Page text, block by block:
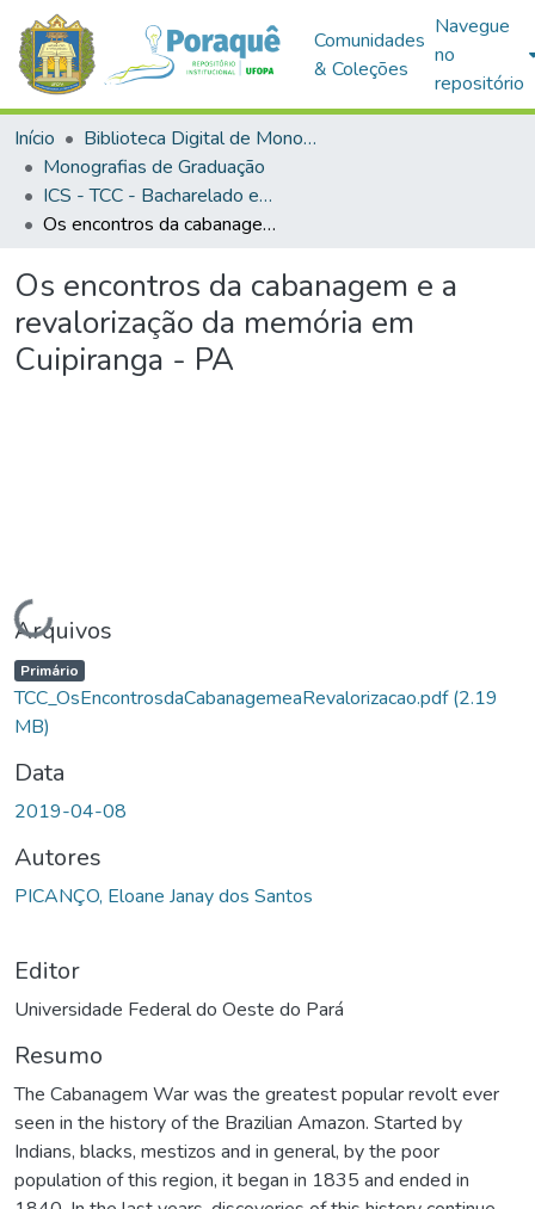
Comunidades
& Coleções
Navegue
no
repositório
Início
Biblioteca Digital de Monografias (BDM)
Monografias de Graduação
ICS - TCC - Bacharelado em Antropologia
Os encontros da cabanagem e a revalorização da memória em Cuipiranga - PA
Os encontros da cabanagem e a
revalorização da memória em
Cuipiranga - PA
Carregando...
Arquivos
Primário
TCC_OsEncontrosdaCabanagemeaRevalorizacao.pdf(2.19
MB)
Data
2019-04-08
Autores
PICANÇO, Eloane Janay dos Santos
Editor
Universidade Federal do Oeste do Pará
Resumo
The Cabanagem War was the greatest popular revolt ever
seen in the history of the Brazilian Amazon. Started by
Indians, blacks, mestizos and in general, by the poor
population of this region, it began in 1835 and ended in